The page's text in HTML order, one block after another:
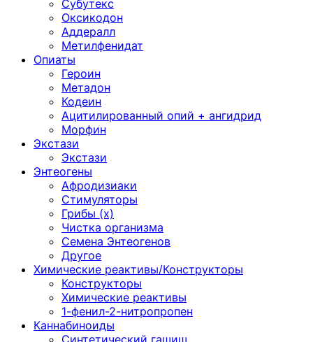
Субутекс
Оксикодон
Аддералл
Метилфенидат
Опиаты
Героин
Метадон
Кодеин
Ацитилированный опий + ангидрид
Морфин
Экстази
Экстази
Энтеогены
Афродизиаки
Стимуляторы
Грибы (х)
Чистка организма
Семена Энтеогенов
Другое
Химические реактивы/Конструкторы
Конструкторы
Химические реактивы
1-фенил-2-нитропропен
Каннабиноиды
Синтетический гашиш